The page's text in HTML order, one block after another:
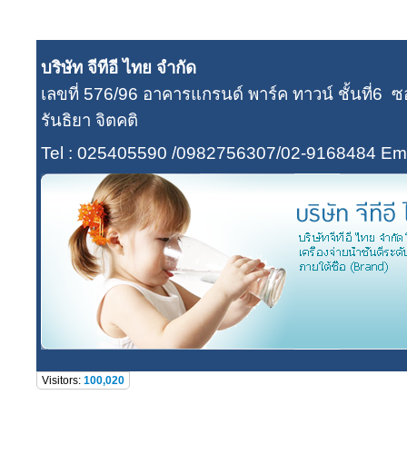
บริษัท จีทีอี ไทย จำกัด
เลขที่ 576/96 อาคารแกรนด์ พาร์ค ทาวน์ ชั้นที่6
รันธิยา จิตคติ
Tel : 025405590 /0982756307/02-9168484
Visitors: 100,020